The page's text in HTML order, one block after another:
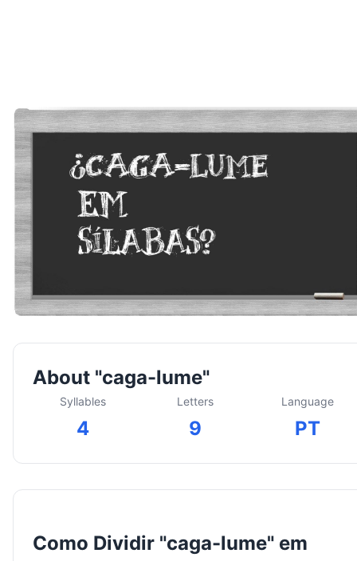
About "caga-lume"
Syllables
4
Letters
9
Language
PT
Como Dividir "caga-lume" em